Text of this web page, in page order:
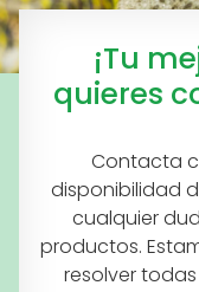
¡Tu
quieres
Contacta
disponibilidad
cualquier
productos.
resolver